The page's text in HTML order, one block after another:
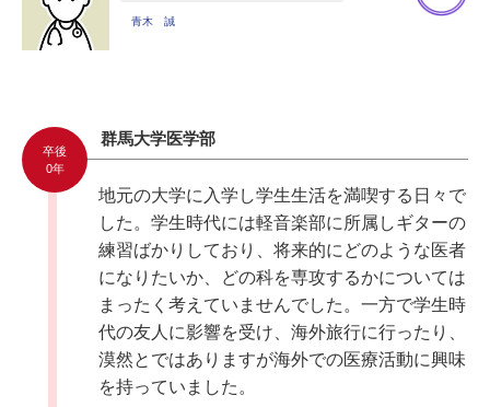
青木 誠
卒後
0年
群馬大学医学部
地元の大学に入学し学生生活を満喫する日々で
した。学生時代には軽音楽部に所属しギターの
練習ばかりしており、将来的にどのような医者
になりたいか、どの科を専攻するかについては
まったく考えていませんでした。一方で学生時
代の友人に影響を受け、海外旅行に行ったり、
漠然とではありますが海外での医療活動に興味
を持っていました。